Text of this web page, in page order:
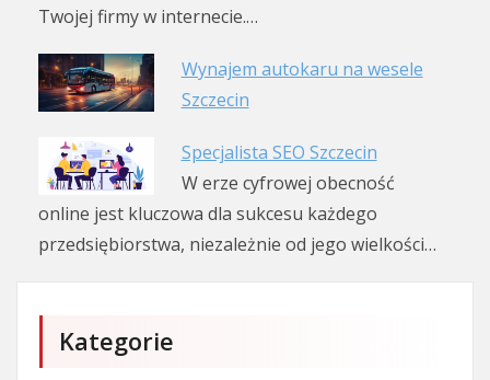
Twojej firmy w internecie.…
Wynajem autokaru na wesele
Szczecin
Specjalista SEO Szczecin
W erze cyfrowej obecność
online jest kluczowa dla sukcesu każdego
przedsiębiorstwa, niezależnie od jego wielkości…
Kategorie